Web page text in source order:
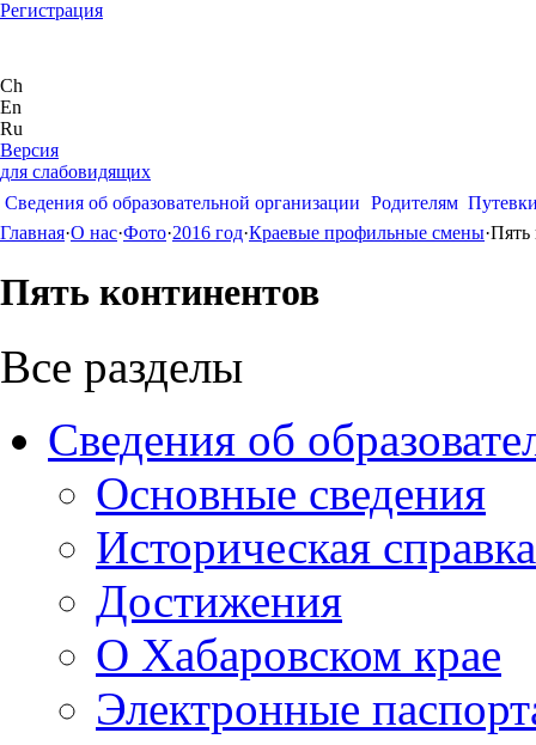
Регистрация
Ch
En
Ru
Версия
для слабовидящих
Сведения об образовательной организации Родителям
Главная·О нас·Фото·2016 год·Краевые профильные смены·Пять
Пять континентов
Все разделы
Сведения об
Основные сведения
Историческая справка
Достижения
О Хабаровском крае
Электронные